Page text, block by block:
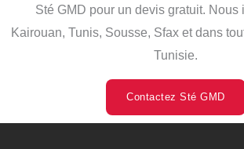
Sté GMD pour un devis gratuit. Nous
Kairouan, Tunis, Sousse, Sfax et dans
Tunisie.
Contactez Sté GMD